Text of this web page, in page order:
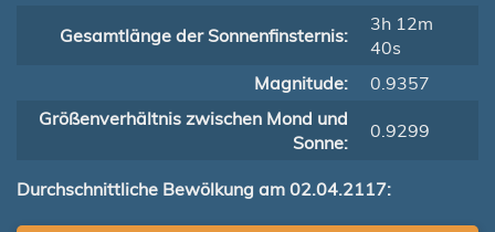
Gesamtlänge der Sonnenfinsternis:
3h 12m
40s
Magnitude:
0.9357
Größenverhältnis zwischen Mond und
Sonne:
0.9299
Durchschnittliche Bewölkung am 02.04.2117: